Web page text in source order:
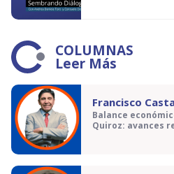
COLUMNAS
Leer Más
Francisco
Balance
Quiroz: avances